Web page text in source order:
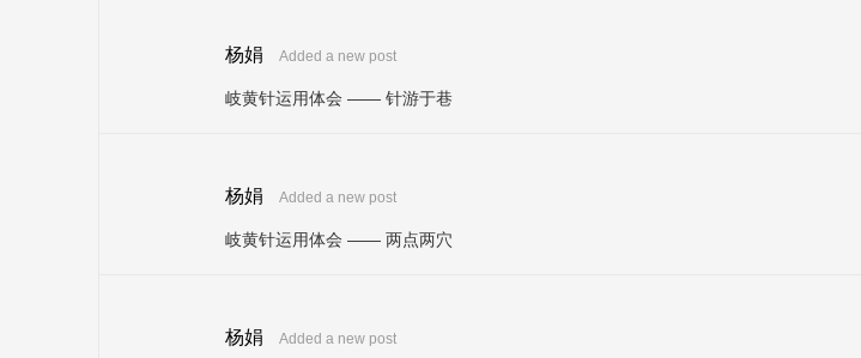
杨娟 Added a new post
岐黄针运用体会 —— 针游于巷
杨娟 Added a new post
岐黄针运用体会 —— 两点两穴
杨娟 Added a new post